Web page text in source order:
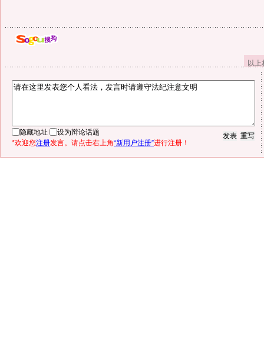
以
隐藏地址
设为辩论话题
*欢迎您注册发言。请点击右上角“新用户注册”进行注册！